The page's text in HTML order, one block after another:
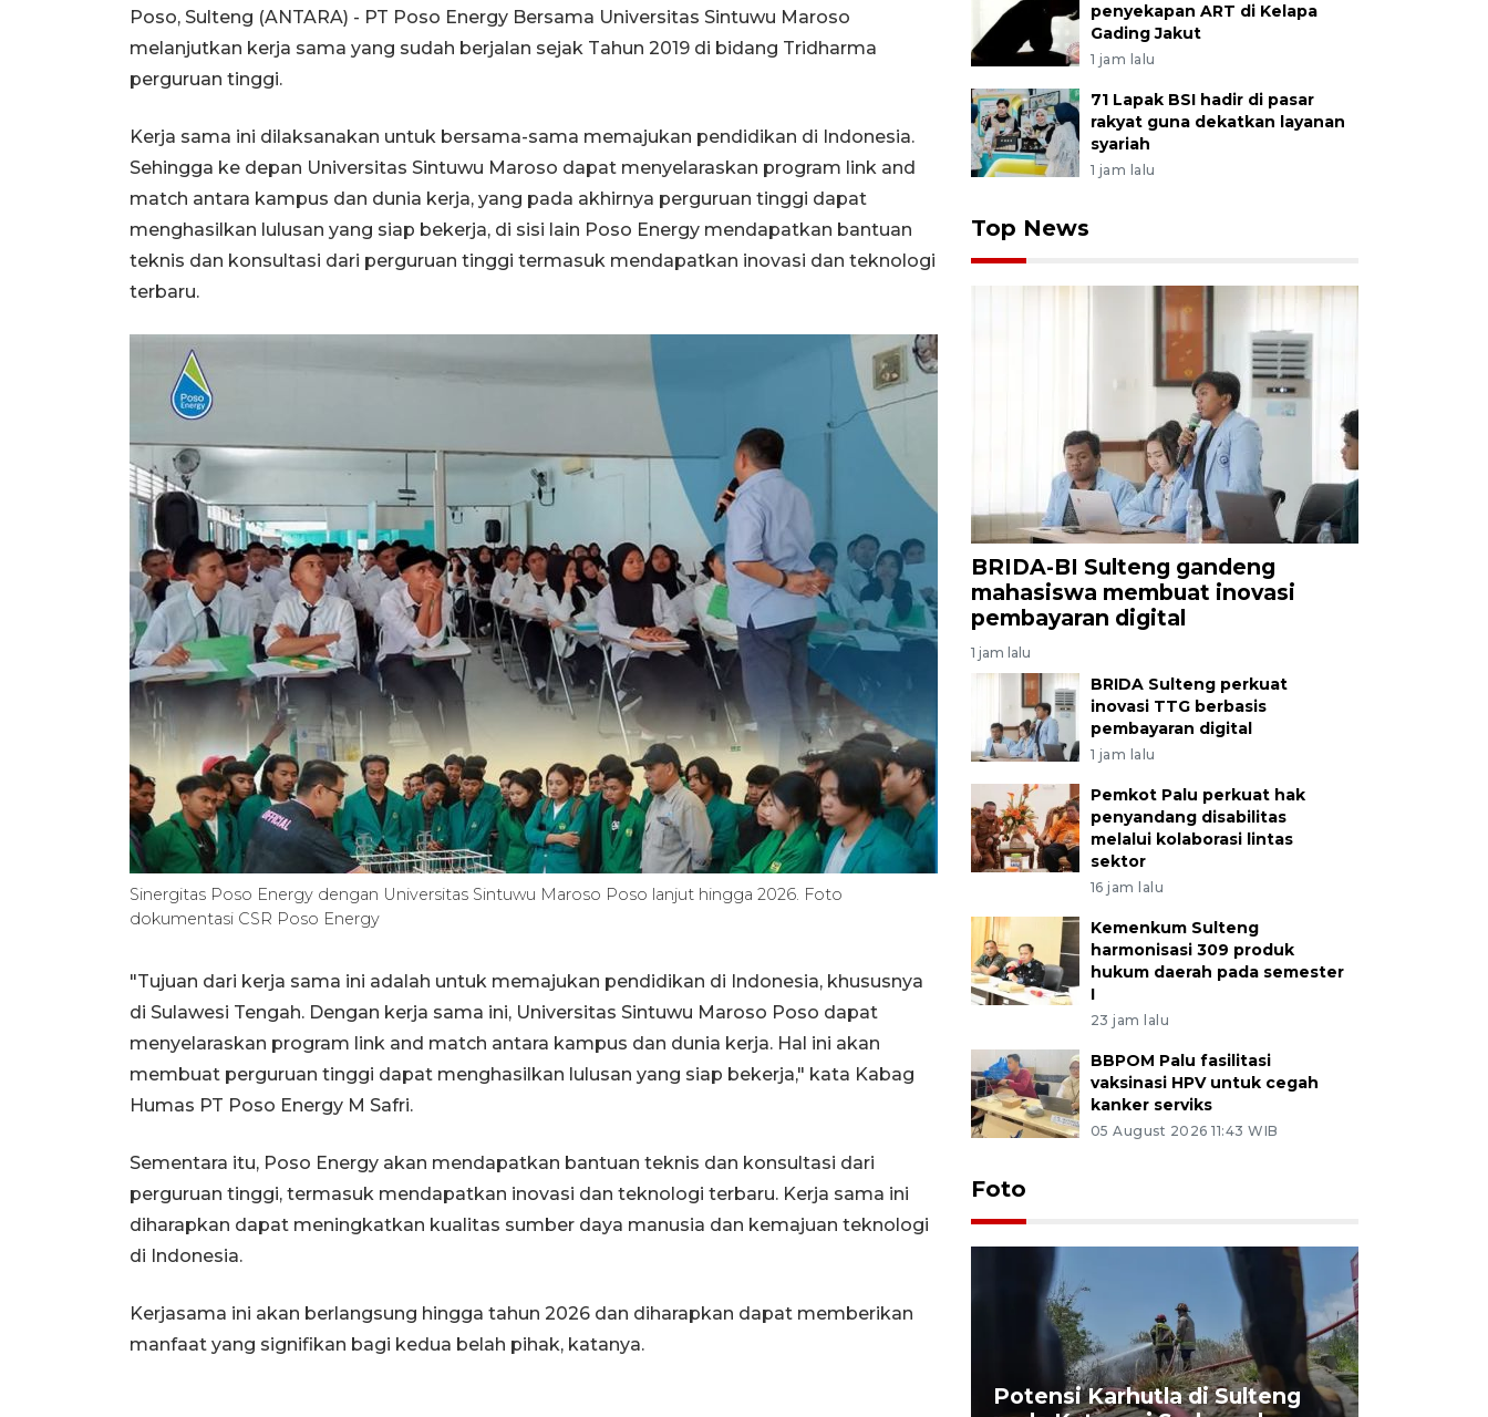
Poso, Sulteng (ANTARA) - PT Poso Energy Bersama Universitas Sintuwu Maroso
melanjutkan kerja sama yang sudah berjalan sejak Tahun 2019 di bidang Tridharma
perguruan tinggi.
Kerja sama ini dilaksanakan untuk bersama-sama memajukan pendidikan di Indonesia.
Sehingga ke depan Universitas Sintuwu Maroso dapat menyelaraskan program link and
match antara kampus dan dunia kerja, yang pada akhirnya perguruan tinggi dapat
menghasilkan lulusan yang siap bekerja, di sisi lain Poso Energy mendapatkan bantuan
teknis dan konsultasi dari perguruan tinggi termasuk mendapatkan inovasi dan teknologi
terbaru.
Sinergitas Poso Energy dengan Universitas Sintuwu Maroso Poso lanjut hingga 2026. Foto
dokumentasi CSR Poso Energy
"Tujuan dari kerja sama ini adalah untuk memajukan pendidikan di Indonesia, khususnya
di Sulawesi Tengah. Dengan kerja sama ini, Universitas Sintuwu Maroso Poso dapat
menyelaraskan program link and match antara kampus dan dunia kerja. Hal ini akan
membuat perguruan tinggi dapat menghasilkan lulusan yang siap bekerja," kata Kabag
Humas PT Poso Energy M Safri.
Sementara itu, Poso Energy akan mendapatkan bantuan teknis dan konsultasi dari
perguruan tinggi, termasuk mendapatkan inovasi dan teknologi terbaru. Kerja sama ini
diharapkan dapat meningkatkan kualitas sumber daya manusia dan kemajuan teknologi
di Indonesia.
Kerjasama ini akan berlangsung hingga tahun 2026 dan diharapkan dapat memberikan
manfaat yang signifikan bagi kedua belah pihak, katanya.
penyekapan ART di Kelapa
Gading Jakut
1 jam lalu
71 Lapak BSI hadir di pasar
rakyat guna dekatkan layanan
syariah
1 jam lalu
Top News
BRIDA-BI Sulteng gandeng
mahasiswa membuat inovasi
pembayaran digital
1 jam lalu
BRIDA Sulteng perkuat
inovasi TTG berbasis
pembayaran digital
1 jam lalu
Pemkot Palu perkuat hak
penyandang disabilitas
melalui kolaborasi lintas
sektor
16 jam lalu
Kemenkum Sulteng
harmonisasi 309 produk
hukum daerah pada semester
I
23 jam lalu
BBPOM Palu fasilitasi
vaksinasi HPV untuk cegah
kanker serviks
05 August 2026 11:43 WIB
Foto
Potensi Karhutla di Sulteng